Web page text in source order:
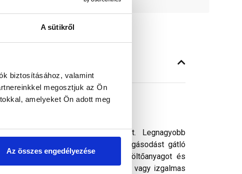
A sütikről
biztosításához, valamint
megosztjuk az Ön
amelyeket Ön adott meg
Az összes engedélyezése
el!
vékonyvakolat. vékonyvakolat. Legnagyobb
kedvelt színezővakolata. Algásodást gátló
pigmenteket, ásványi töltőanyagot és
ezáltal kellemes színharmónia vagy izgalmas